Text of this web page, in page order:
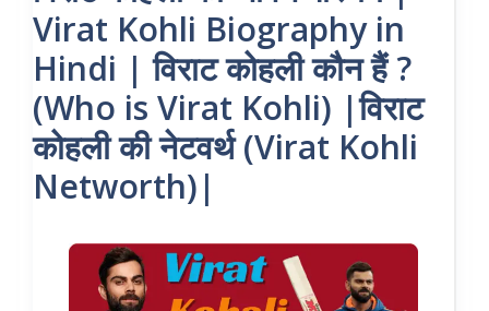
Virat Kohli Biography in
Hindi | विराट कोहली कौन हैं ?
(Who is Virat Kohli) |विराट
कोहली की नेटवर्थ (Virat Kohli
Networth)|